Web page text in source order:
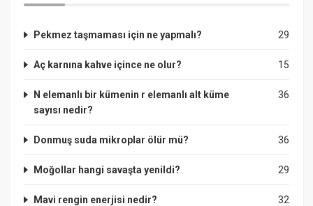
29
Pekmez taşmaması için ne yapmalı?
15
Aç karnına kahve içince ne olur?
36
N elemanlı bir kümenin r elemanlı alt küme
sayısı nedir?
36
Donmuş suda mikroplar ölür mü?
29
Moğollar hangi savaşta yenildi?
32
Mavi rengin enerjisi nedir?